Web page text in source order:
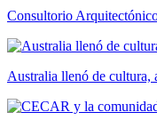
Consultorio
Australia llenó de cultura,